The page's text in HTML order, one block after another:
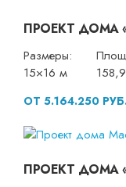
ПРОЕКТ ДОМА
Размеры:
15×16 м
ОТ 5.164.250
ПРОЕКТ ДОМА